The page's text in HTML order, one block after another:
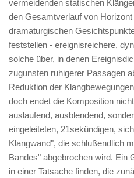
vermeidenden statischen
den Gesamtverlauf von Horizont
dramaturgischen
feststellen - ereignisreichere,
solche über, in denen
zugunsten ruhigerer Passagen
Reduktion der
doch endet die Komposition
auslaufend, ausblendend,
eingeleiteten, 21sekündigen,
Klangwand", die schlußendlich
Bandes" abgebrochen wird. Ein
in einer Tatsache finden, die